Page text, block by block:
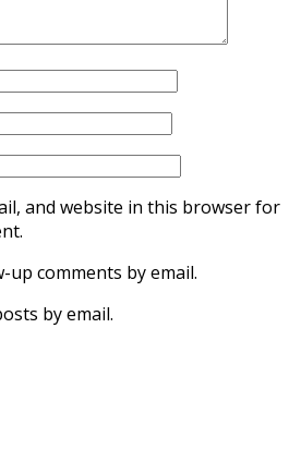
and website in this browser for
comments by email.
by email.